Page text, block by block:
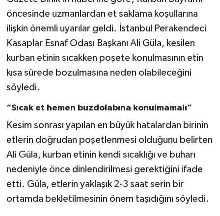
öncesinde uzmanlardan et saklama koşullarına
ilişkin önemli uyarılar geldi. İstanbul Perakendeci
Kasaplar Esnaf Odası Başkanı Ali Güla, kesilen
kurban etinin sıcakken poşete konulmasının etin
kısa sürede bozulmasına neden olabileceğini
söyledi.
“Sıcak et hemen buzdolabına konulmamalı”
Kesim sonrası yapılan en büyük hatalardan birinin
etlerin doğrudan poşetlenmesi olduğunu belirten
Ali Güla, kurban etinin kendi sıcaklığı ve buharı
nedeniyle önce dinlendirilmesi gerektiğini ifade
etti. Güla, etlerin yaklaşık 2-3 saat serin bir
ortamda bekletilmesinin önem taşıdığını söyledi.